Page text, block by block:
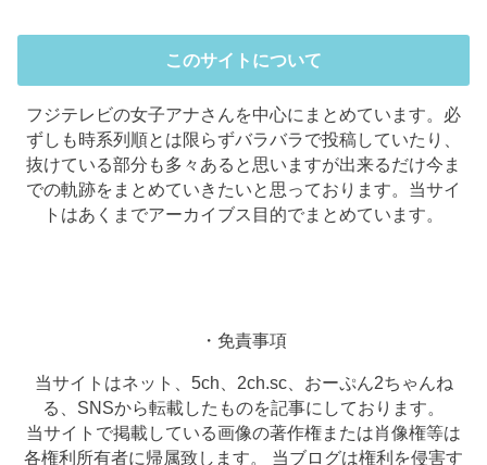
このサイトについて
フジテレビの女子アナさんを中心にまとめています。必
ずしも時系列順とは限らずバラバラで投稿していたり、
抜けている部分も多々あると思いますが出来るだけ今ま
での軌跡をまとめていきたいと思っております。当サイ
トはあくまでアーカイブス目的でまとめています。
・免責事項
当サイトはネット、5ch、2ch.sc、おーぷん2ちゃんね
る、SNSから転載したものを記事にしております。
当サイトで掲載している画像の著作権または肖像権等は
各権利所有者に帰属致します。 当ブログは権利を侵害す